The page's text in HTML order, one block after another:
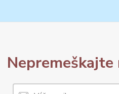
Nepremeškajte